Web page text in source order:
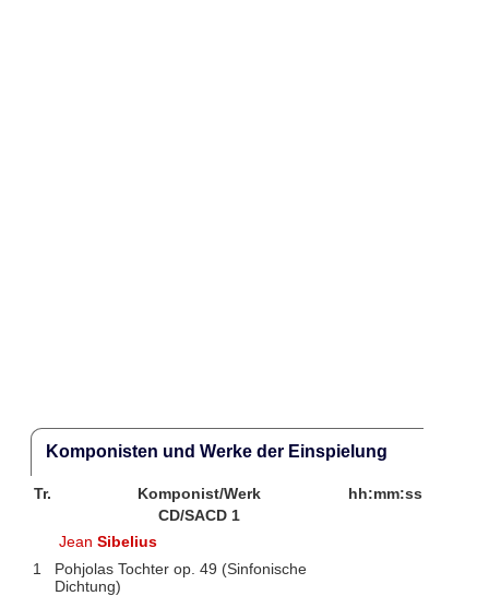
Komponisten und Werke der Einspielung
Tr. Komponist/Werk
hh:mm:ss
CD/SACD 1
JeanSibelius
1
Pohjolas Tochter op. 49 (Sinfonische
Dichtung)